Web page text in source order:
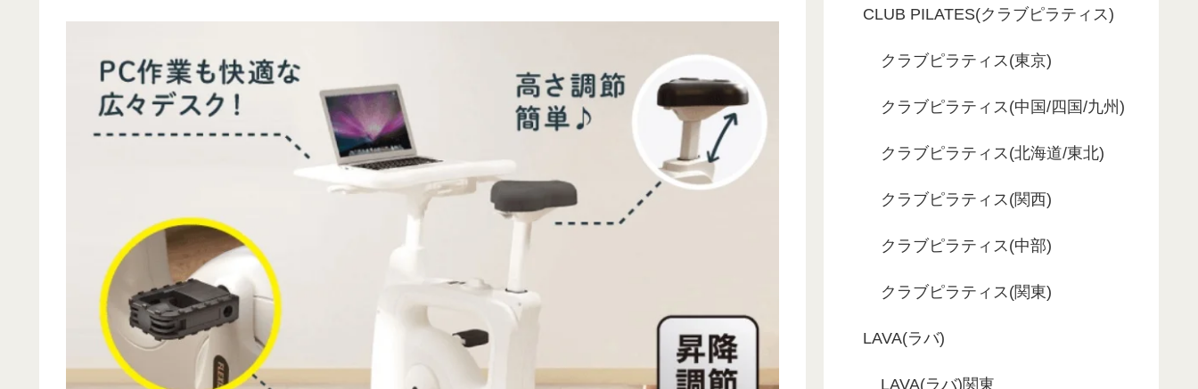
CLUB PILATES(クラブピラティス)
クラブピラティス(東京)
クラブピラティス(中国/四国/九州)
クラブピラティス(北海道/東北)
クラブピラティス(関西)
クラブピラティス(中部)
クラブピラティス(関東)
LAVA(ラバ)
LAVA(ラバ)関東